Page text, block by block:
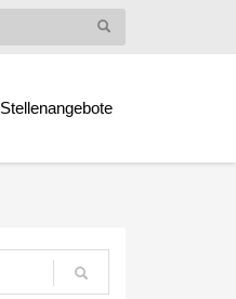
Stellenangebote